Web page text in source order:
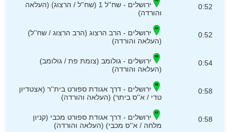
0:52
ירושלים - שח''ל 1 (שח''ל / הרצוג) (העלאה
והורדה)
0:52
ירושלים - הרב הרצוג (הרב הרצוג / שח''ל)
(העלאה והורדה)
0:54
ירושלים - גולומב (צומת פת / גולומב)
(העלאה והורדה)
0:58
ירושלים - דרך אגודת ספורט בית''ר (אצטדיון
טדי / א''ס ביתר) (העלאה והורדה)
0:58
ירושלים - דרך אגודת ספורט מכבי (קניון
מלחה / א''ס מכבי) (העלאה והורדה)